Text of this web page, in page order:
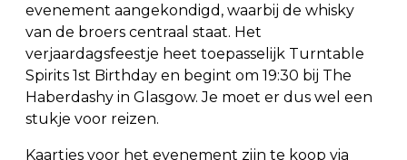
evenement aangekondigd, waarbij de whisky
van de broers centraal staat. Het
verjaardagsfeestje heet toepasselijk Turntable
Spirits 1st Birthday en begint om 19:30 bij The
Haberdashy in Glasgow. Je moet er dus wel een
stukje voor reizen.
Kaartjes voor het evenement zijn te koop via